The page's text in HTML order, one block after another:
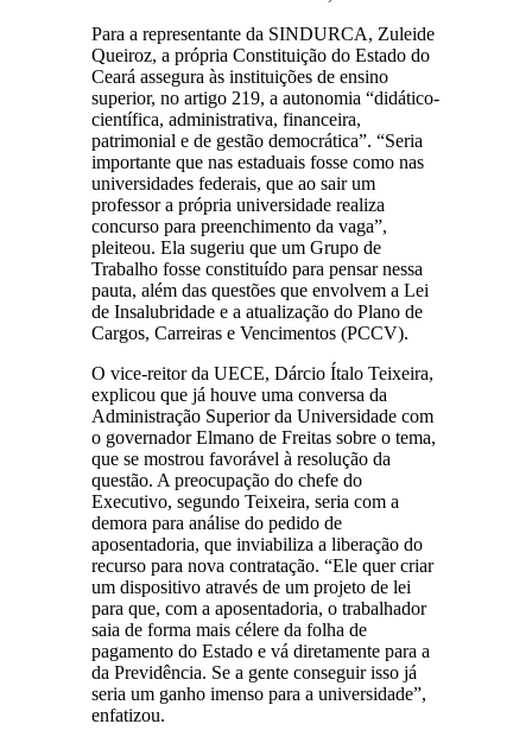
Para a representante da SINDURCA, Zuleide
Queiroz, a própria Constituição do Estado do
Ceará assegura às instituições de ensino
superior, no artigo 219, a autonomia “didático-
científica, administrativa, financeira,
patrimonial e de gestão democrática”. “Seria
importante que nas estaduais fosse como nas
universidades federais, que ao sair um
professor a própria universidade realiza
concurso para preenchimento da vaga”,
pleiteou. Ela sugeriu que um Grupo de
Trabalho fosse constituído para pensar nessa
pauta, além das questões que envolvem a Lei
de Insalubridade e a atualização do Plano de
Cargos, Carreiras e Vencimentos (PCCV).
O vice-reitor da UECE, Dárcio Ítalo Teixeira,
explicou que já houve uma conversa da
Administração Superior da Universidade com
o governador Elmano de Freitas sobre o tema,
que se mostrou favorável à resolução da
questão. A preocupação do chefe do
Executivo, segundo Teixeira, seria com a
demora para análise do pedido de
aposentadoria, que inviabiliza a liberação do
recurso para nova contratação. “Ele quer criar
um dispositivo através de um projeto de lei
para que, com a aposentadoria, o trabalhador
saia de forma mais célere da folha de
pagamento do Estado e vá diretamente para a
da Previdência. Se a gente conseguir isso já
seria um ganho imenso para a universidade”,
enfatizou.